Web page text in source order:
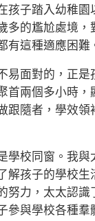
孩子踏入幼稚
多的尷尬處境
有這種適應困難
面對的，正是
首兩個多小時
跟隨者，學效
校同窗。我與
解孩子的學校
努力，太太認
參與學校各種